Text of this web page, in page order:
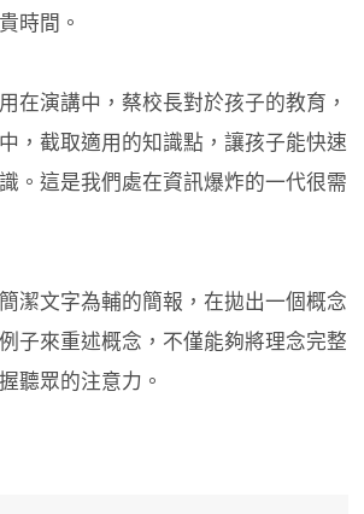
時間。
在演講中，蔡校長對於孩子的教育，
，截取適用的知識點，讓孩子能快速
。這是我們處在資訊爆炸的一代很需
潔文字為輔的簡報，在拋出一個概念
子來重述概念，不僅能夠將理念完整
聽眾的注意力。